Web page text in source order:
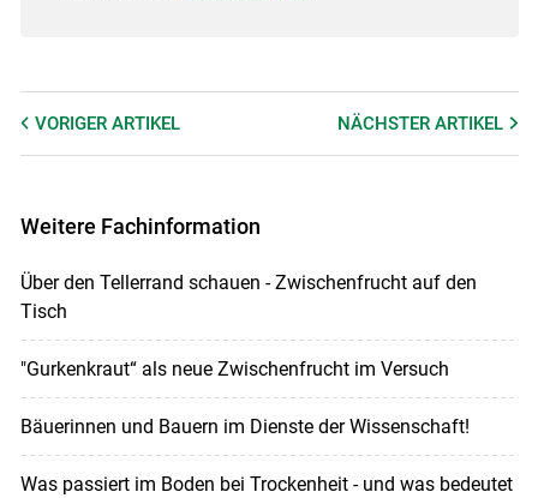
VORIGER ARTIKEL NÄCHSTERARTIKEL
Weitere Fachinformation
Über den Tellerrand schauen - Zwischenfrucht auf den
Tisch
"Gurkenkraut“ als neue Zwischenfrucht im Versuch
Bäuerinnen und Bauern im Dienste der Wissenschaft!
Was passiert im Boden bei Trockenheit - und was bedeutet